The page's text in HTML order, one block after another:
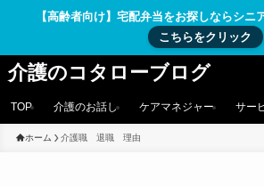
【高齢者向け】宅配弁当をお探しならシニ
こちらをクリック
介護のコタローブログ
TOP 介護のお話し ケアマネジャー サー
ホーム 介護職 退職 理由